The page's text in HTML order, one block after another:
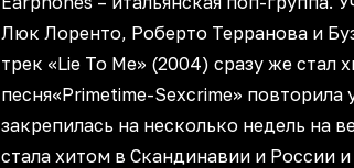
Люк Лоренто, Роберто Терранова и
трек «Lie To Me» (2004) сразу же стал
песня«Primetime-Sexcrime»
закрепилась на несколько недель на
стала хитом в Скандинавии и России